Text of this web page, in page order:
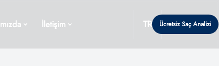
İletişim TR Ücretsiz Saç Analizi